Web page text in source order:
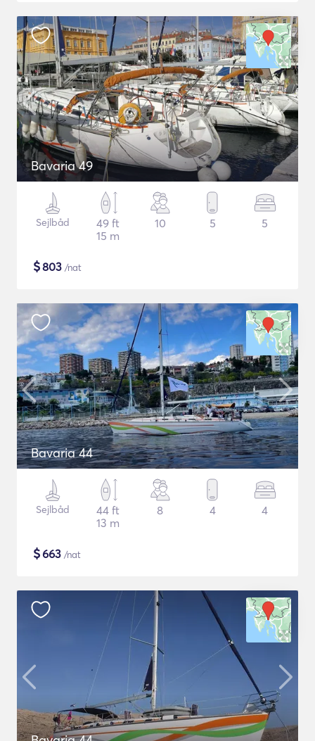
Bavaria 49
Sejlbåd
49 ft
15 m
10 5 5
$803 /nat
Bavaria 44
Sejlbåd
44 ft
13 m
8 4 4
$663 /nat